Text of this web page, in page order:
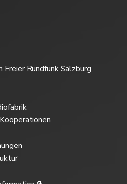
Freier Rundfunk Salzburg